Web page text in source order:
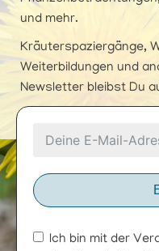
und mehr.
Kräuterspaziergänge,
Weiterbildungen und
Newsletter bleibst Du
Ich bin mit der